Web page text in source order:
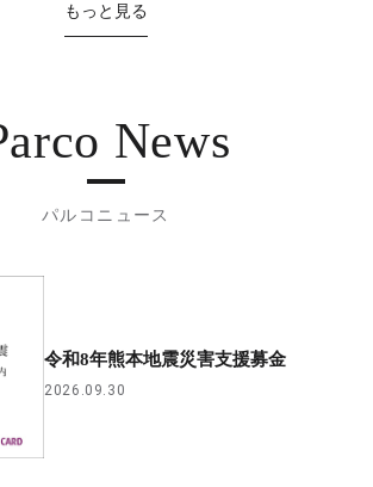
もっと見る
News
パルコニュース
令和8年熊本地震災害支援募金
2026.09.30